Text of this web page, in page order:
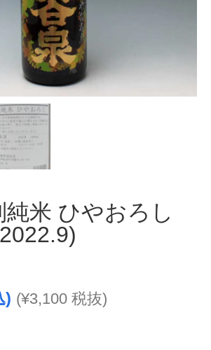
米 ひやおろし
) (¥3,100 税抜)